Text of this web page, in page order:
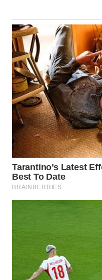
WN
LANGKAT
WN
TAPANULI
SELATAN
WN
TANJUNG
LESUNG
WN
KARO
WN
LABUHANBATU
WN